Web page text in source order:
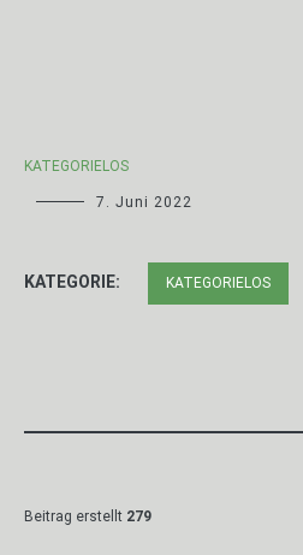
KATEGORIELOS
7. Juni 2022
KATEGORIE: KATEGORIELOS
Beitrag erstellt 279